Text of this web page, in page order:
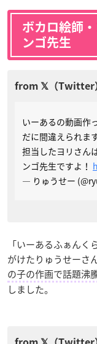
ボカロ絵師
ンゴ先生
いーあるの動画作
だに間違えられま
担当したヨリさん
ンゴ先生ですよ！
— りゅうせー
「いーあるふぁん
がけたりゅうせーさ
の子の作画で話題沸
しました。